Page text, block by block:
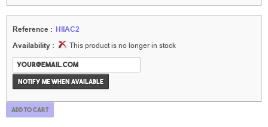
Reference : HIIAC2
Availability :
This product is no longer in stock
Notify me when available
Add to cart